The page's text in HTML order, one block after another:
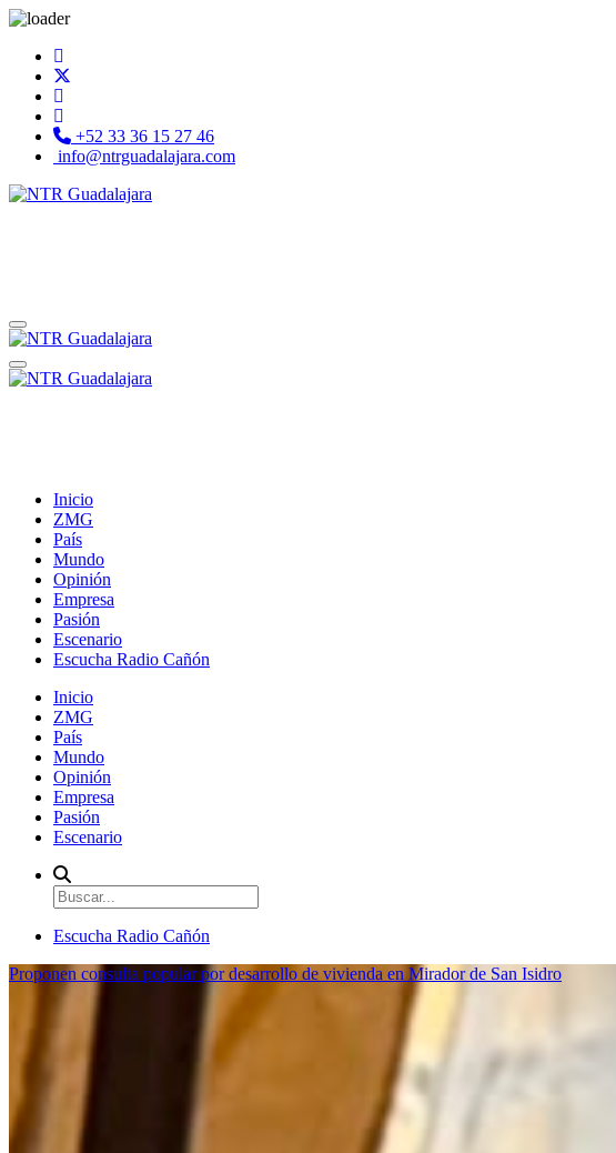
+52 33 36 15 27 46
info@ntrguadalajara.com
Inicio
ZMG
País
Mundo
Opinión
Empresa
Pasión
Escenario
Escucha Radio Cañón
Inicio
ZMG
País
Mundo
Opinión
Empresa
Pasión
Escenario
Escucha Radio Cañón
Proponen consulta popular por desarrollo de vivienda en Mirador de San Isidro